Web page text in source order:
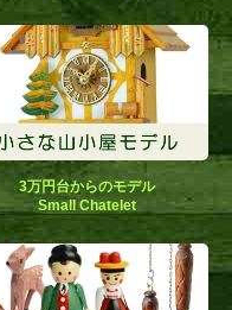
3万円台からのモデル
Small Chatelet